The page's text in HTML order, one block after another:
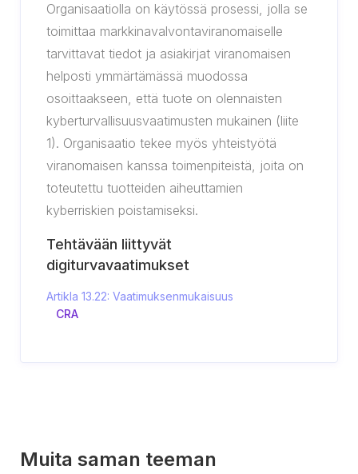
Organisaatiolla on käytössä prosessi, jolla se
toimittaa markkinavalvontaviranomaiselle
tarvittavat tiedot ja asiakirjat viranomaisen
helposti ymmärtämässä muodossa
osoittaakseen, että tuote on olennaisten
kyberturvallisuusvaatimusten mukainen (liite
1). Organisaatio tekee myös yhteistyötä
viranomaisen kanssa toimenpiteistä, joita on
toteutettu tuotteiden aiheuttamien
kyberriskien poistamiseksi.
Tehtävään liittyvät
digiturvavaatimukset
Artikla 13.22: Vaatimuksenmukaisuus
CRA
Muita saman teeman